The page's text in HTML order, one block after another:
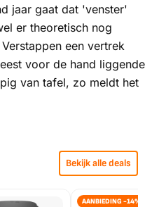
jaar gaat dat 'venster'
er theoretisch nog
een vertrek
voor de hand liggende
van tafel, zo meldt het
Bekijk alle deals
AANBIEDING -14%